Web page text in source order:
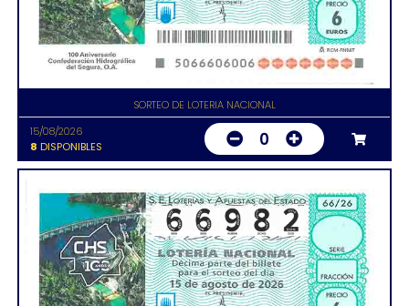
SORTEO DE LOTERIA NACIONAL
15/08/2026
8 DISPONIBLES 0